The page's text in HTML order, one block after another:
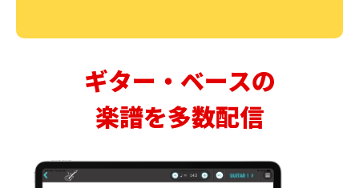
ギター・ベースの
楽譜を多数配信